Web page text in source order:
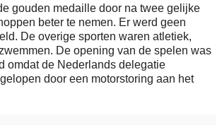
gouden medaille door na twee gelijke
beter te nemen. Er werd geen
De overige sporten waren atletiek,
De opening van de spelen was
omdat de Nederlands delegatie
door een motorstoring aan het